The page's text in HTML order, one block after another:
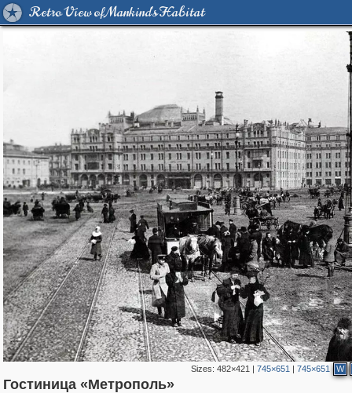
Retro View of Mankind's Habitat
Sizes: 482×421 | 745×651 | 745×651 W
Гостиница «Метрополь»
1,407,328 29,248
319,882 8,286
160,021 5,91653,055